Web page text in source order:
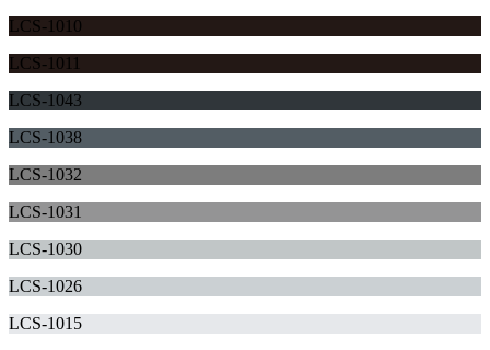
LCS-1010
LCS-1011
LCS-1043
LCS-1038
LCS-1032
LCS-1031
LCS-1030
LCS-1026
LCS-1015